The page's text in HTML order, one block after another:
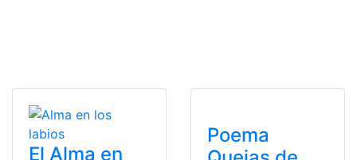
El Alma en
Poema